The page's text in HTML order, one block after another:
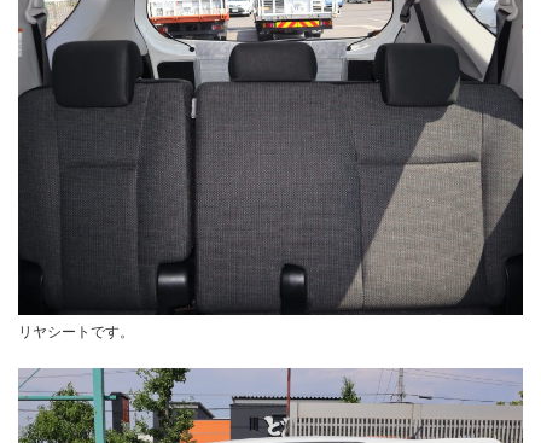
リヤシートです。